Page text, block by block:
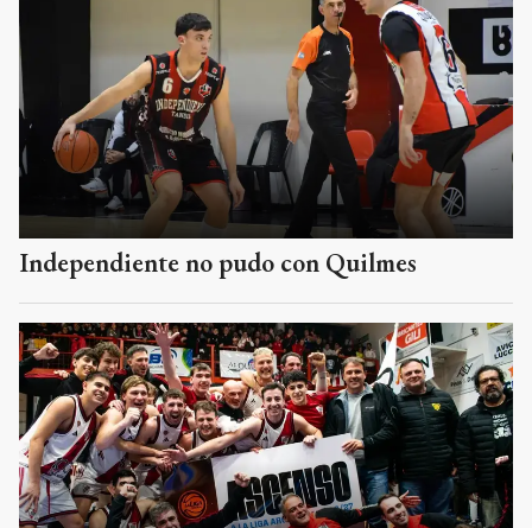
Independiente no pudo con Quilmes